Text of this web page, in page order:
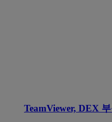
TeamViewer, DEX